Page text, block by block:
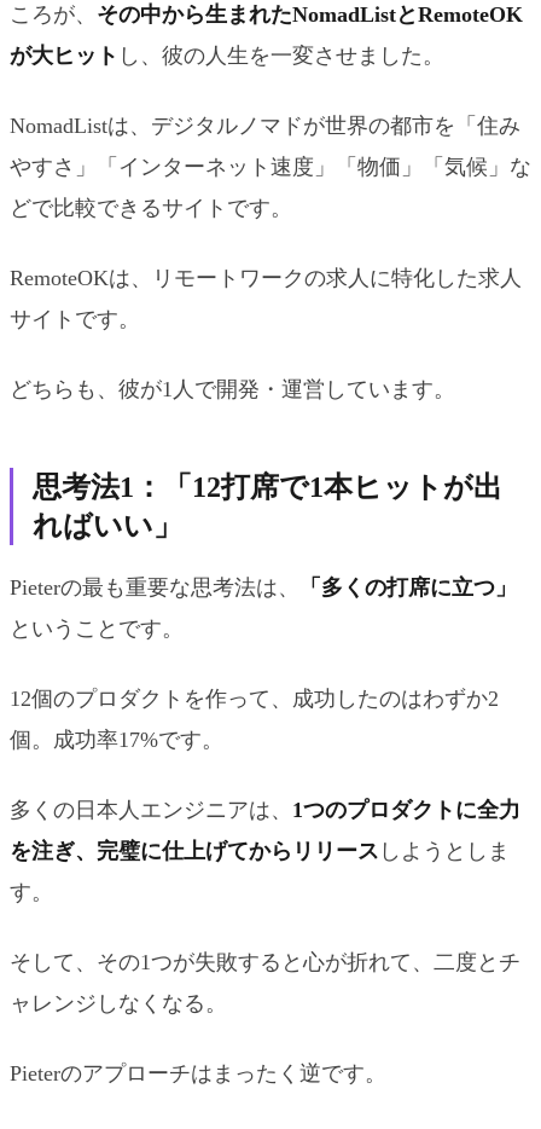
ころが、 その中から生まれたNomadListとRemoteOK
が大ヒット し、彼の人生を一変させました。
NomadListは、デジタルノマドが世界の都市を「住み
やすさ」「インターネット速度」「物価」「気候」な
どで比較できるサイトです。
RemoteOKは、リモートワークの求人に特化した求人
サイトです。
どちらも、彼が1人で開発・運営しています。
思考法1：「12打席で1本ヒットが出
ればいい」
Pieterの最も重要な思考法は、
「多くの打席に立つ」
ということです。
12個のプロダクトを作って、成功したのはわずか2
個。成功率17%です。
多くの日本人エンジニアは、 1つのプロダクトに全力
を注ぎ、完璧に仕上げてからリリース しようとしま
す。
そして、その1つが失敗すると心が折れて、二度とチ
ャレンジしなくなる。
Pieterのアプローチはまったく逆です。